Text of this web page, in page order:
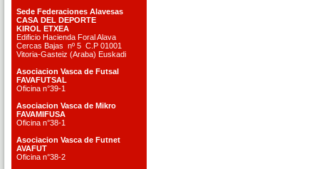
Sede Federaciones Alavesas
CASA DEL DEPORTE
KIROL ETXEA
Edificio Hacienda Foral Alava
Cercas Bajas nº 5 C.P 01001
Vitoria-Gasteiz (Araba) Euskadi
Asociacion Vasca de Futsal
FAVAFUTSAL
Oficina n°39-1
Asociacion Vasca de Mikro
FAVAMIFUSA
Oficina n°38-1
Asociacion Vasca de Futnet
AVAFUT
Oficina n°38-2